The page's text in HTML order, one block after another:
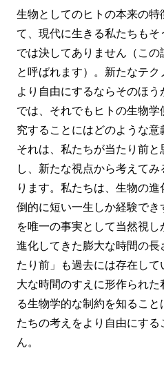
生物としてのヒトの本来の
て、現代に生きる私たちも
では決してありません（この
と呼ばれます）。新たなテ
より自由にするならそのほう
では、それでもヒトの生物
究することにはどのような意
それは、私たちが当たり前
し、新たな視点から考えて
ります。私たちは、生物の
倒的に短い一生しか経験でき
を唯一の事実として当然視
進化してきた膨大な時間の
たり前」も過去には存在し
大な時間のすえに形作られ
る生物学的な制約を知るこ
たちの考えをより自由にす
ん。